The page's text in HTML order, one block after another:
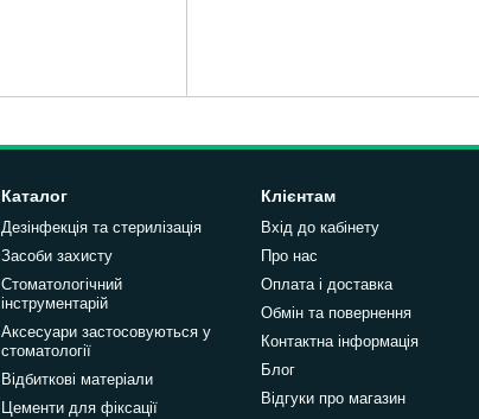
Каталог
Дезінфекція та стерилізація
Засоби захисту
Стоматологічний
інструментарій
Аксесуари застосовуються у
стоматології
Відбиткові матеріали
Цементи для фіксації
Клієнтам
Вхід до кабінету
Про нас
Оплата і доставка
Обмін та повернення
Контактна інформація
Блог
Відгуки про магазин